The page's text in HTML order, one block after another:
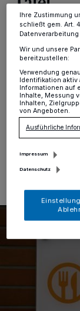
Kamp-
das eigene
Adventskranz
Interessierten
Räumen der
Heinrich-
18.10.2022 ,
Ihre Zustimmung
schließt gem. Art.
Datenverarbeitung
Wir und unsere
bereitzustellen:
Verwendung
Identifikation aktiv
Informationen auf
Inhalte, Messung
Inhalten,
von Angeboten.
Ausführliche
Impressum
Datenschutz